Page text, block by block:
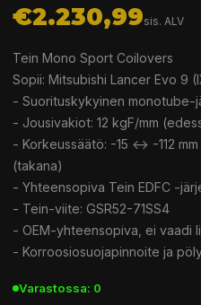
€2.230,99sis. ALV
Tein Mono Sport Coilovers
Sopii: Mitsubishi Lancer Evo 9
- Suorituskykyinen monotube-
- Jousivakiot: 12 kgF/mm
- Korkeussäätö: -15 <-> -112
(takana)
- Yhteensopiva Tein EDFC -
- Tein-viite: GSR52-71SS4
- OEM-yhteensopiva, ei vaadi
- Korroosiosuojapinnoite ja
Varastossa: 0